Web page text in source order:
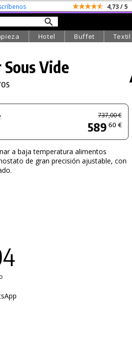
4,73 / 5
Hotel Buffet Textil
Sous Vide
737,00 €
589 60 €
a baja temperatura alimentos
de gran precisión ajustable, con